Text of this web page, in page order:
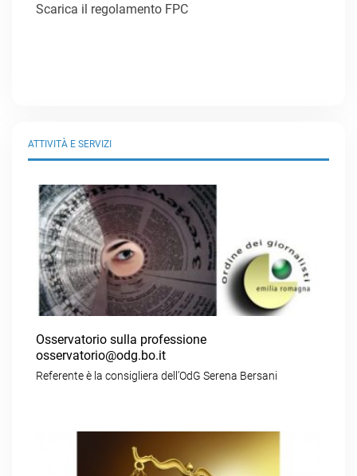
Scarica il regolamento FPC
ATTIVITÀ E SERVIZI
Osservatorio sulla professione
osservatorio@odg.bo.it
Referente è la consigliera dell’OdG Serena Bersani